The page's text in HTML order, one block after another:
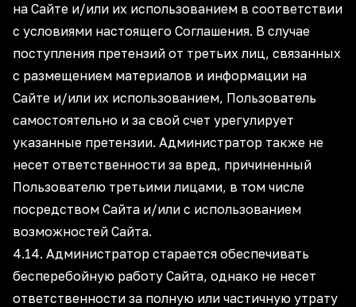
на Сайте и/или их использованием в соответствии
с условиями настоящего Соглашения. В случае
поступления претензий от третьих лиц, связанных
с размещением материалов и информации на
Сайте и/или их использованием, Пользователь
самостоятельно и за свой счет урегулирует
указанные претензии. Администратор также не
несет ответственности за вред, причиненный
Пользователю третьими лицами, в том числе
посредством Сайта и/или с использованием
возможностей Сайта.
4.14. Администратор старается обеспечивать
бесперебойную работу Сайта, однако не несет
ответственности за полную или частичную утрату